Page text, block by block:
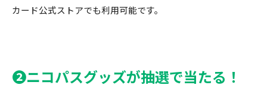
カード公式ストアでも利用可能です。
❷ニコパスグッズが抽選で当たる！